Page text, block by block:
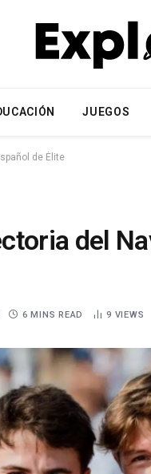
JUEGOS
de Élite
del
6 MINS READ 9 VIEWS